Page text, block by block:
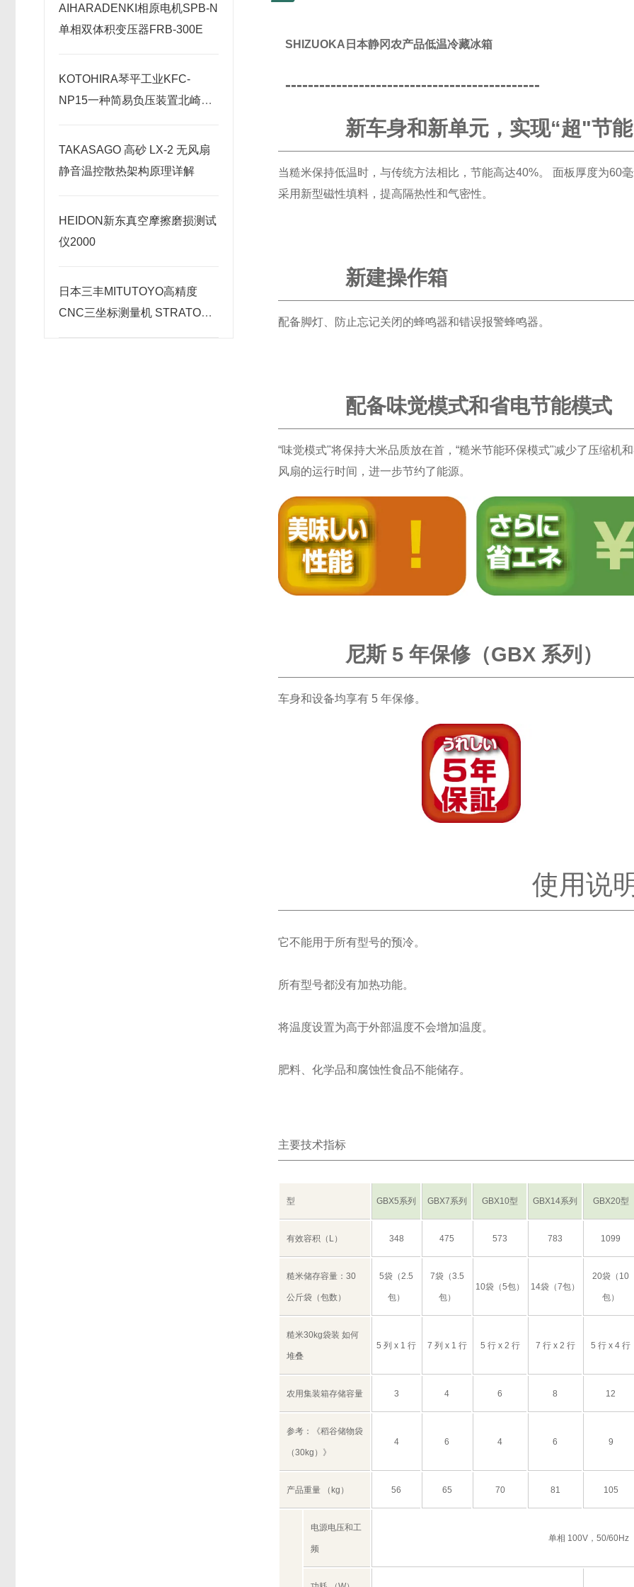
AIHARADENKI相原电机SPB-N
单相双体积变压器FRB-300E
KOTOHIRA琴平工业KFC-
NP15一种简易负压装置北崎热
TAKASAGO 高砂 LX-2 无风扇
静音温控散热架构原理详解
HEIDON新东真空摩擦磨损测试
仪2000
日本三丰MITUTOYO高精度
CNC三坐标测量机 STRATO系
SHIZUOKA日本静冈农产品低温冷藏冰箱
---------------------------------------------
新车身和新单元，实现“超"节能
当糙米保持低温时，与传统方法相比，节能高达40%。 面板厚度为60
采用新型磁性填料，提高隔热性和气密性。
新建操作箱
配备脚灯、防止忘记关闭的蜂鸣器和错误报警蜂鸣器。
配备味觉模式和省电节能模式
“味觉模式"将保持大米品质放在首，“糙米节能环保模式"减少了压缩机
风扇的运行时间，进一步节约了能源。
尼斯 5 年保修（GBX 系列）
车身和设备均享有 5 年保修。
使用说
它不能用于所有型号的预冷。
所有型号都没有加热功能。
将温度设置为高于外部温度不会增加温度。
肥料、化学品和腐蚀性食品不能储存。
主要技术指标
型 GBX5系列 GBX7系列 GBX10型 GBX14系列 GBX20型
有效容积（L） 348 475 573 783 1099
糙米储存容量：30
公斤袋（包数）
5袋（2.5
包）
7袋（3.5
包）
10袋（5包） 14袋（7包）
20袋（10
包）
糙米30kg袋装 如何
堆叠
5 列 x 1 行 7 列 x 1 行 5 行 x 2 行 7 行 x 2 行 5 行 x 4 行
农用集装箱存储容量 3 4 6 8 12
参考：《稻谷储物袋
（30kg）》
4 6 4 6 9
产品重量 （kg） 56 65 70 81 105
电源电压和工
频
单相 100V，50/60Hz